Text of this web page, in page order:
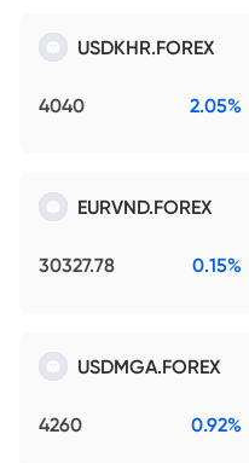
USDKHR.FOREX
4040 2.05%
EURVND.FOREX
30327.78 0.15%
USDMGA.FOREX
4260 0.92%